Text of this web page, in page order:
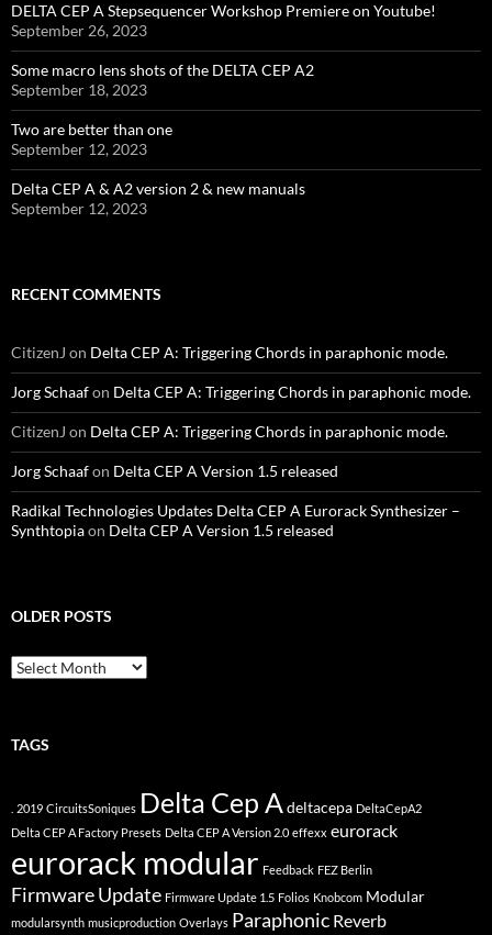
DELTA CEP A Stepsequencer Workshop Premiere on Youtube!
September 26, 2023
Some macro lens shots of the DELTA CEP A2
September 18, 2023
Two are better than one
September 12, 2023
Delta CEP A & A2 version 2 & new manuals
September 12, 2023
RECENT COMMENTS
CitizenJ on Delta CEP A: Triggering Chords in paraphonic mode.
Jorg Schaafon Delta CEP A: Triggering Chords in paraphonic mode.
CitizenJ on Delta CEP A: Triggering Chords in paraphonic mode.
Jorg Schaafon Delta CEP A Version 1.5 released
Radikal Technologies Updates Delta CEP A Eurorack Synthesizer –
Synthtopiaon Delta CEP A Version 1.5 released
OLDER POSTS
older
posts
TAGS
2019 CircuitsSoniques Delta Cep Adeltacepa DeltaCepA2
Delta CEP A Factory Presets Delta CEP A Version 2.0 effexx eurorack
eurorack modular Feedback FEZ Berlin
Firmware Update Firmware Update 1.5 Folios Knobcom Modular
modularsynth musicproduction Overlays Paraphonic Reverb